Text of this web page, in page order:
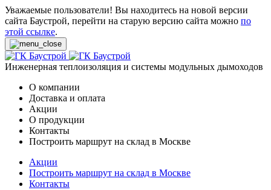
Уважаемые пользователи! Вы находитесь на новой версии
сайта Баустрой, перейти на старую версию сайта можно по
этой ссылке.
Инженерная теплоизоляция и системы модульных дымоходов
О компании
Доставка и оплата
Акции
О продукции
Контакты
Построить маршрут на склад в Москве
Акции
Построить маршрут на склад в Москве
Контакты